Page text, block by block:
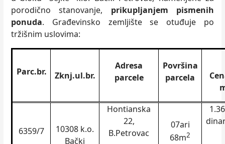
porodično stanovanje, prikupljanjem pismenih
ponuda. Građevinsko zemljište se otuđuje po
tržišnim uslovima:
Parc.br. Zknj.ul.br.
Adresa
parcele
Površina
parcela
6359/7
10308 k.o.
Bački
Hontianska
22,
B.Petrovac
07ari
68m2